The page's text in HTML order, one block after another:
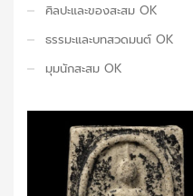
ศิลปะและของสะสม OK
ธรรมะและบทสวดมนต์ OK
มุมนักสะสม OK